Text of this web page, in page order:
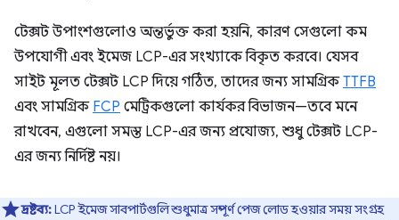
টেক্সট উপাংশগুলোও অন্তর্ভুক্ত করা হয়নি, কারণ সেগুলো কম
উপযোগী এবং ইমেজ LCP-এর সংখ্যাকে বিকৃত করবে। যেসব
সাইট মূলত টেক্সট LCP দিয়ে গঠিত, তাদের জন্য সামগ্রিকTTFB
এবং সামগ্রিক FCP মেট্রিকগুলো কার্যকর বিভাজন—তবে মনে
রাখবেন, এগুলো সমস্ত LCP-এর জন্য প্রযোজ্য, শুধু টেক্সট LCP-
এর জন্য নির্দিষ্ট নয়।
দ্রষ্টব্য:LCP ইমেজ সাবপার্টগুলি শুধুমাত্র সম্পূর্ণ পেজ লোড হওয়ার সময় সংগ্রহ